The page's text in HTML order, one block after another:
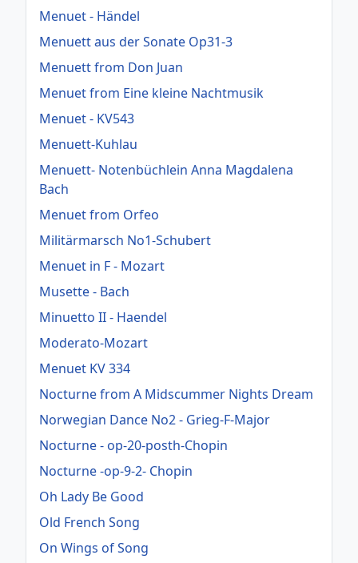
Menuet - Händel
Menuett aus der Sonate Op31-3
Menuett from Don Juan
Menuet from Eine kleine Nachtmusik
Menuet - KV543
Menuett-Kuhlau
Menuett- Notenbüchlein Anna Magdalena
Bach
Menuet from Orfeo
Militärmarsch No1-Schubert
Menuet in F - Mozart
Musette - Bach
Minuetto II - Haendel
Moderato-Mozart
Menuet KV 334
Nocturne from A Midscummer Nights Dream
Norwegian Dance No2 - Grieg-F-Major
Nocturne - op-20-posth-Chopin
Nocturne -op-9-2- Chopin
Oh Lady Be Good
Old French Song
On Wings of Song